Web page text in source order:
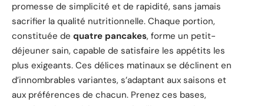
promesse de simplicité et de rapidité, sans jamais
sacrifier la qualité nutritionnelle. Chaque portion,
constituée de quatre pancakes, forme un petit-
déjeuner sain, capable de satisfaire les appétits les
plus exigeants. Ces délices matinaux se déclinent en
d’innombrables variantes, s’adaptant aux saisons et
aux préférences de chacun. Prenez ces bases,